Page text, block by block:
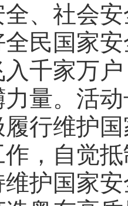
、社会
民国家
千家万
量。活
行维护
，自觉
维护国家